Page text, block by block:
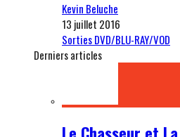
Kevin Beluche
13 juillet 2016
Sorties DVD/BLU-RAY/VOD
Derniers articles